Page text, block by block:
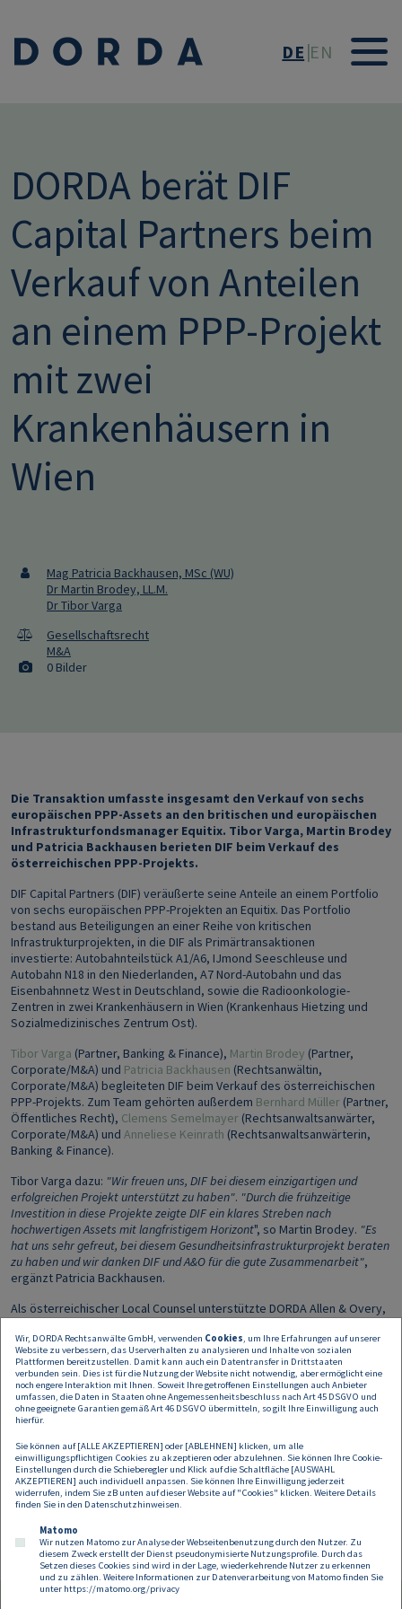
DE EN
DORDA berät DIF
Capital Partners beim
Verkauf von Anteilen
an einem PPP-Projekt
mit zwei
Krankenhäusern in
Wien
Mag Patricia Backhausen, MSc (WU)
Dr Martin Brodey, LL.M.
Dr Tibor Varga
Gesellschaftsrecht
M&A
0 Bilder
Die Transaktion umfasste insgesamt den Verkauf von sechs
europäischen PPP-Assets an den britischen und europäischen
Infrastrukturfondsmanager Equitix. Tibor Varga, Martin Brodey
und Patricia Backhausen berieten DIF beim Verkauf des
österreichischen PPP-Projekts.
DIF Capital Partners (DIF) veräußerte seine Anteile an einem Portfolio
von sechs europäischen PPP-Projekten an Equitix. Das Portfolio
bestand aus Beteiligungen an einer Reihe von kritischen
Infrastrukturprojekten, in die DIF als Primärtransaktionen
investierte: Autobahnteilstück A1/A6, IJmond Seeschleuse und
Autobahn N18 in den Niederlanden, A7 Nord-Autobahn und das
Eisenbahnnetz West in Deutschland, sowie die Radioonkologie-
Zentren in zwei Krankenhäusern in Wien (Krankenhaus Hietzing und
Sozialmedizinisches Zentrum Ost).
Tibor Varga (Partner, Banking & Finance), Martin Brodey (Partner,
Corporate/M&A) und Patricia Backhausen (Rechtsanwältin,
Corporate/M&A) begleiteten DIF beim Verkauf des österreichischen
PPP-Projekts. Zum Team gehörten außerdem Bernhard Müller (Partner,
Öffentliches Recht), Clemens Semelmayer (Rechtsanwaltsanwärter,
Corporate/M&A) und Anneliese Keinrath (Rechtsanwaltsanwärterin,
Banking & Finance).
Tibor Varga dazu: "Wir freuen uns, DIF bei diesem einzigartigen und
erfolgreichen Projekt unterstützt zu haben". "Durch die frühzeitige
Investition in diese Projekte zeigte DIF ein klares Streben nach
hochwertigen Assets mit langfristigem Horizont", so Martin Brodey. "Es
hat uns sehr gefreut, bei diesem Gesundheitsinfrastrukturprojekt beraten
zu haben und wir danken DIF und A&O für die gute Zusammenarbeit",
ergänzt Patricia Backhausen.
Als österreichischer Local Counsel unterstützte DORDA Allen & Overy,
de Jongh (Partner, Niederlande), Sara Pickersgill (Partner, UK),
Wolfgang Melzer (Partner, Deutschland), Hugh Hobhouse (Senior
Associate, UK), Cees van Ginneken (Associate, Niederlande), Olivia
Hardy (Associate, UK) und Mesut Korkmaz (Associate, Niederlande).
DIF Capital Partners ist eine führende Investmentgesellschaft mit
geschlossenen Infrastrukturfonds und mehreren Co-Investment-
Vehikeln. Das Unternehmen investiert in neue sowie in Betrieb
befindliche Infrastrukturanlagen, die sich hauptsächlich in Europa,
Nord- und Südamerika sowie Australien und Asien befinden.
Wir, DORDA Rechtsanwälte GmbH, verwenden Cookies, um Ihre Erfahrungen auf unserer
Website zu verbessern, das Userverhalten zu analysieren und Inhalte von sozialen
Plattformen bereitzustellen. Damit kann auch ein Datentransfer in Drittstaaten
verbunden sein. Dies ist für die Nutzung der Website nicht notwendig, aber ermöglicht eine
noch engere Interaktion mit Ihnen. Soweit Ihre getroffenen Einstellungen auch Anbieter
umfassen, die Daten in Staaten ohne Angemessenheitsbeschluss nach Art 45 DSGVO und
ohne geeignete Garantien gemäß Art 46 DSGVO übermitteln, so gilt Ihre Einwilligung auch
hierfür.
Sie können auf [ALLE AKZEPTIEREN] oder [ABLEHNEN] klicken, um alle
einwilligungspflichtigen Cookies zu akzeptieren oder abzulehnen. Sie können Ihre Cookie-
Einstellungen durch die Schieberegler und Klick auf die Schaltfläche [AUSWAHL
AKZEPTIEREN] auch individuell anpassen. Sie können Ihre Einwilligung jederzeit
widerrufen, indem Sie zB unten auf dieser Website auf "Cookies" klicken. Weitere Details
finden Sie in den Datenschutzhinweisen.
Matomo
Wir nutzen Matomo zur Analyse der Webseitenbenutzung durch den Nutzer. Zu
diesem Zweck erstellt der Dienst pseudonymisierte Nutzungsprofile. Durch das
Setzen dieses Cookies sind wird in der Lage, wiederkehrende Nutzer zu erkennen
und zu zählen. Weitere Informationen zur Datenverarbeitung von Matomo finden Sie
unter https://matomo.org/privacy